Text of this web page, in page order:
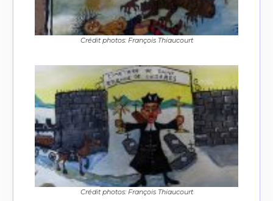
Crédit photos: François Thiaucourt
Crédit photos: François Thiaucourt